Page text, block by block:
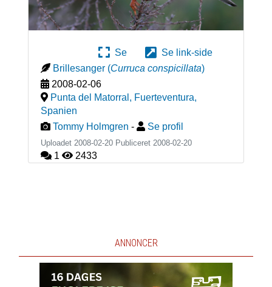
Se
Se link-side
Brillesanger (Curruca conspicillata)
2008-02-06
Punta del Matorral, Fuerteventura,
Spanien
Tommy Holmgren - Se profil
Uploadet 2008-02-20 Publiceret 2008-02-20
1 2433
ANNONCER